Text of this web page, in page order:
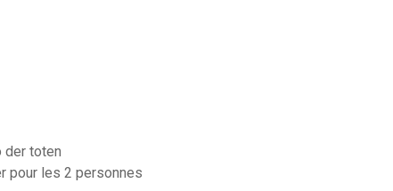
der toten
pour les 2 personnes